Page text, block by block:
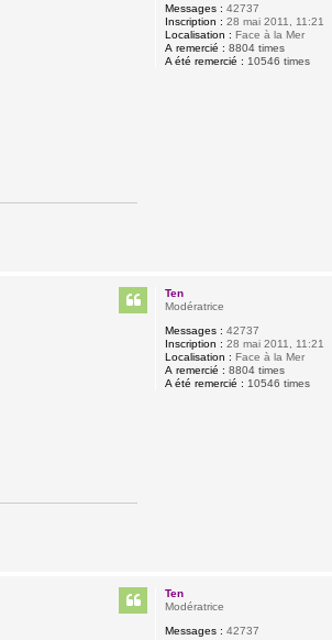
Messages : 42737
Inscription : 28 mai 2011, 11:21
Localisation : Face à la Mer
A remercié : 8804 times
A été remercié : 10546 times
Ten
Modératrice
Messages : 42737
Inscription : 28 mai 2011, 11:21
Localisation : Face à la Mer
A remercié : 8804 times
A été remercié : 10546 times
Ten
Modératrice
Messages : 42737